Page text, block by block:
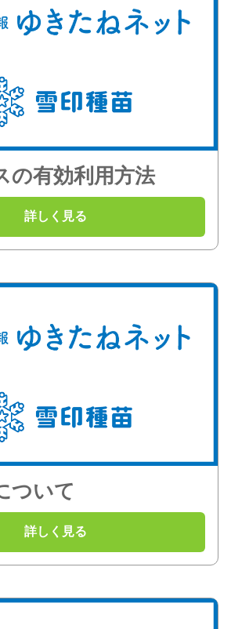
の有効利用方法
ついて